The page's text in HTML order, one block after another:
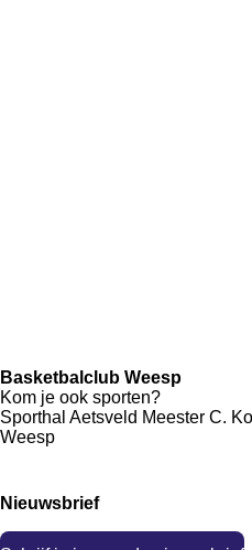
Basketbalclub Weesp
Kom je ook sporten?
Sporthal Aetsveld Meester C.
Weesp
Nieuwsbrief